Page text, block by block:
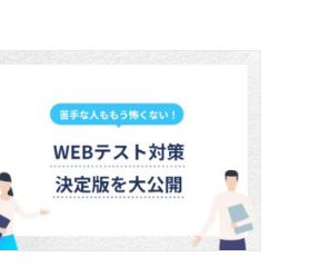
に活用するのが良いと
ては2～3週間ほど見て
う。